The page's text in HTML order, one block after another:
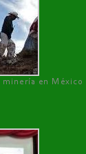
en México